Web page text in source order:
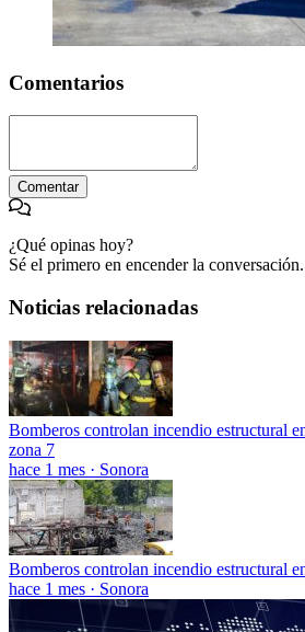
Comentarios
Comentar
¿Qué opinas hoy?
Sé el primero en encender la conversación.
Noticias relacionadas
Bomberos controlan incendio estructural
zona 7
hace 1 mes · Sonora
Bomberos controlan incendio estructural
hace 1 mes · Sonora